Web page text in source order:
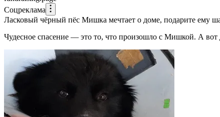
Соцреклама
Ласковый чёрный пёс Мишка мечтает о доме, подарите ему
Чудесное спасение — это то, что произошло с Мишкой. А